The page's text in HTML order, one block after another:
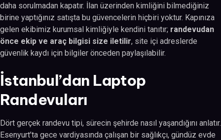
daha sorulmadan kapatır. İlan üzerinden kimliğini bilmediğiniz
birine yaptığınız satışta bu güvencelerin hiçbiri yoktur. Kapınıza
gelen ekibimiz kurumsal kimliğiyle kendini tanıtır; randevudan
önce ekip ve araç bilgisi size iletilir, site içi adreslerde
güvenlik kaydı için bilgiler önceden paylaşılabilir.
İstanbul’dan Laptop
Randevuları
Dört gerçek randevu tipi, sürecin şehirde nasıl yaşandığını anlatır.
Esenyurt’ta gece vardiyasında çalışan bir sağlıkçı, gündüz evde